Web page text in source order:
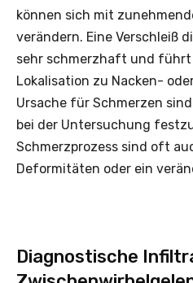
können sich mit
verändern. Eine Verschleiß
sehr schmerzhaft und führt
Lokalisation zu Nacken-
Ursache für Schmerzen
bei der Untersuchung
Schmerzprozess sind oft
Deformitäten oder ein
Diagnostische